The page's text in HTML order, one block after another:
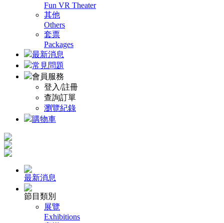
Fun VR Theater
其他
Others
套票
Packages
最新消息
常見問題
會員服務
登入/註冊
查詢訂單
瀏覽紀錄
購物車
最新消息
節目類別
展覽
Exhibitions